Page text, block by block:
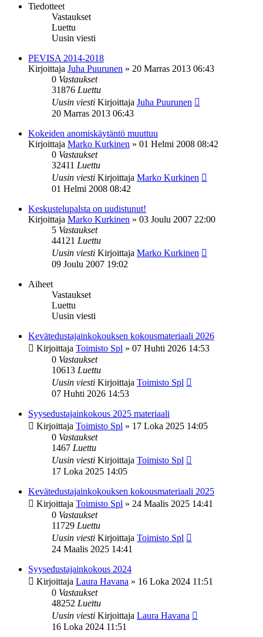
Tiedotteet
Vastaukset
Luettu
Uusin viesti
PEVISA 2014-2018
Kirjoittaja Juha Puurunen » 20 Marras 2013 06:43
0 Vastaukset
31876 Luettu
Uusin viesti Kirjoittaja Juha Puurunen
20 Marras 2013 06:43
Kokeiden anomiskäytäntö muuttuu
Kirjoittaja Marko Kurkinen » 01 Helmi 2008 08:42
0 Vastaukset
32411 Luettu
Uusin viesti Kirjoittaja Marko Kurkinen
01 Helmi 2008 08:42
Keskustelupalsta on uudistunut!
Kirjoittaja Marko Kurkinen » 03 Joulu 2007 22:00
5 Vastaukset
44121 Luettu
Uusin viesti Kirjoittaja Marko Kurkinen
09 Joulu 2007 19:02
Aiheet
Vastaukset
Luettu
Uusin viesti
Kevätedustajainkokouksen kokousmateriaali 2026
Kirjoittaja Toimisto Spl » 07 Huhti 2026 14:53
0 Vastaukset
10613 Luettu
Uusin viesti Kirjoittaja Toimisto Spl
07 Huhti 2026 14:53
Syysedustajainkokous 2025 materiaali
Kirjoittaja Toimisto Spl » 17 Loka 2025 14:05
0 Vastaukset
1467 Luettu
Uusin viesti Kirjoittaja Toimisto Spl
17 Loka 2025 14:05
Kevätedustajainkokouksen kokousmateriaali 2025
Kirjoittaja Toimisto Spl » 24 Maalis 2025 14:41
0 Vastaukset
11729 Luettu
Uusin viesti Kirjoittaja Toimisto Spl
24 Maalis 2025 14:41
Syysedustajainkokous 2024
Kirjoittaja Laura Havana » 16 Loka 2024 11:51
0 Vastaukset
48252 Luettu
Uusin viesti Kirjoittaja Laura Havana
16 Loka 2024 11:51